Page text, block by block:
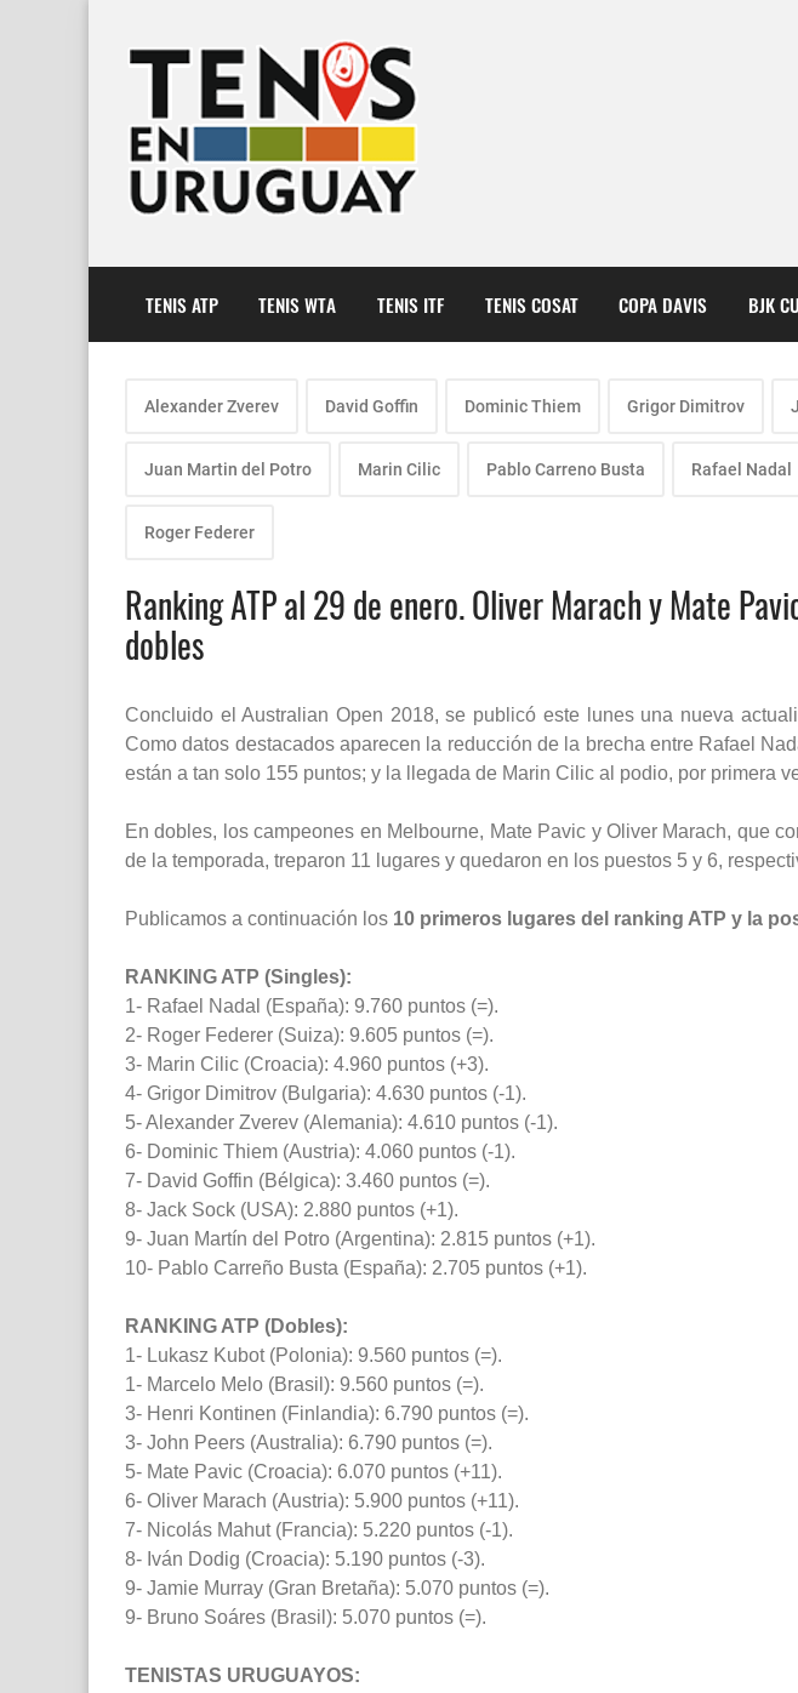
TENIS ATP TENIS WTA TENIS ITF TENIS COSAT COPA DAVIS BJK
Alexander Zverev David Goffin Dominic Thiem Grigor Dimitrov
Juan Martin del Potro Marin Cilic Pablo Carreno Busta Rafael Nadal
Roger Federer
Ranking ATP al 29 de enero. Oliver Marach y Mate
dobles
Concluido el Australian Open 2018, se publicó este lunes una nueva
Como datos destacados aparecen la reducción de la brecha entre Rafael
están a tan solo 155 puntos; y la llegada de Marin Cilic al podio, por primera
En dobles, los campeones en Melbourne, Mate Pavic y Oliver Marach, que
de la temporada, treparon 11 lugares y quedaron en los puestos 5 y 6,
Publicamos a continuación los 10 primeros lugares del ranking ATP y la
RANKING ATP (Singles):
1- Rafael Nadal (España): 9.760 puntos (=).
2- Roger Federer (Suiza): 9.605 puntos (=).
3- Marin Cilic (Croacia): 4.960 puntos (+3).
4- Grigor Dimitrov (Bulgaria): 4.630 puntos (-1).
5- Alexander Zverev (Alemania): 4.610 puntos (-1).
6- Dominic Thiem (Austria): 4.060 puntos (-1).
7- David Goffin (Bélgica): 3.460 puntos (=).
8- Jack Sock (USA): 2.880 puntos (+1).
9- Juan Martín del Potro (Argentina): 2.815 puntos (+1).
10- Pablo Carreño Busta (España): 2.705 puntos (+1).
RANKING ATP (Dobles):
1- Lukasz Kubot (Polonia): 9.560 puntos (=).
1- Marcelo Melo (Brasil): 9.560 puntos (=).
3- Henri Kontinen (Finlandia): 6.790 puntos (=).
3- John Peers (Australia): 6.790 puntos (=).
5- Mate Pavic (Croacia): 6.070 puntos (+11).
6- Oliver Marach (Austria): 5.900 puntos (+11).
7- Nicolás Mahut (Francia): 5.220 puntos (-1).
8- Iván Dodig (Croacia): 5.190 puntos (-3).
9- Jamie Murray (Gran Bretaña): 5.070 puntos (=).
9- Bruno Soáres (Brasil): 5.070 puntos (=).
TENISTAS URUGUAYOS: